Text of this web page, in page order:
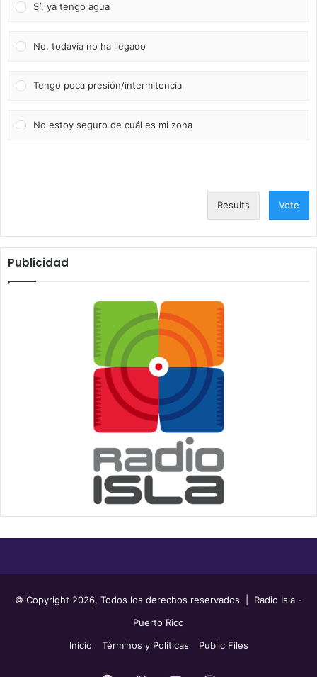
Sí, ya tengo agua
No, todavía no ha llegado
Tengo poca presión/intermitencia
No estoy seguro de cuál es mi zona
Results Vote
Publicidad
© Copyright 2026, Todos los derechos reservados | Radio Isla -
Puerto Rico
Inicio
Términos y Políticas Public Files